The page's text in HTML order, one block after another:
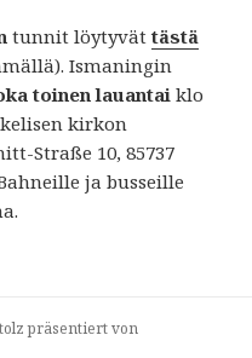
tunnit löytyvättästä
Ismaningin
toinen lauantai klo
kirkon
Straße 10, 85737
ja busseille
präsentiert von